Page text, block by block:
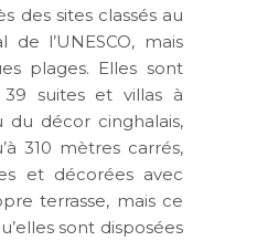
des sites classés au
l’UNESCO, mais
plages. Elles sont
suites et villas à
du décor cinghalais,
310 mètres carrés,
et décorées avec
terrasse, mais ce
sont disposées